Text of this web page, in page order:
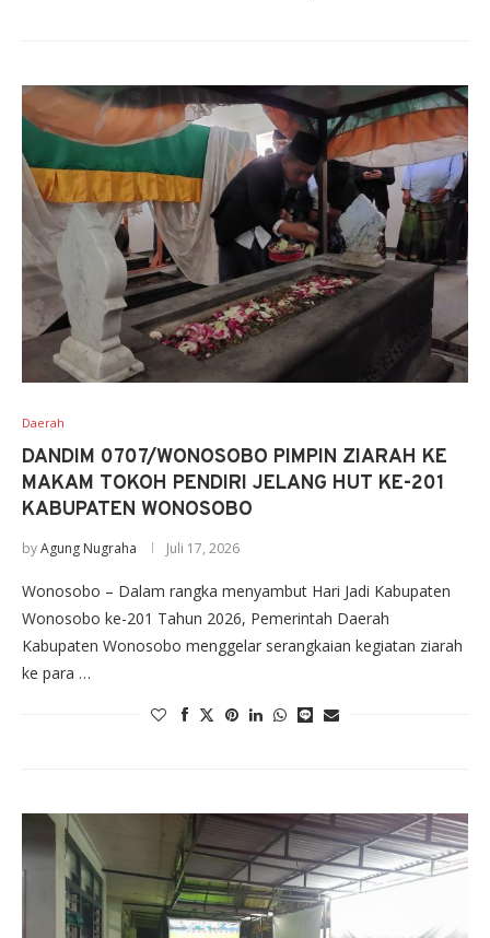
Daerah
DANDIM 0707/WONOSOBO PIMPIN ZIARAH KE
MAKAM TOKOH PENDIRI JELANG HUT KE-201
KABUPATEN WONOSOBO
byAgung Nugraha Juli 17, 2026
Wonosobo – Dalam rangka menyambut Hari Jadi Kabupaten
Wonosobo ke-201 Tahun 2026, Pemerintah Daerah
Kabupaten Wonosobo menggelar serangkaian kegiatan ziarah
ke para …